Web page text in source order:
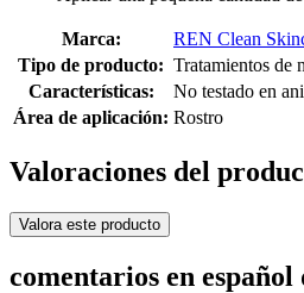
Marca:
REN Clean
Tipo de producto: Tratamientos de
Características:
No testado en
Área de aplicación: Rostro
Valoraciones del
Valora este producto
comentarios en